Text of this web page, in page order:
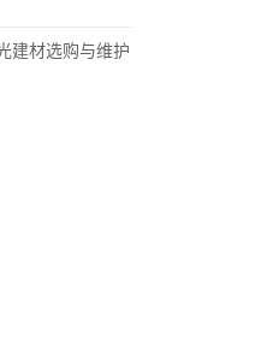
建材选购与维护